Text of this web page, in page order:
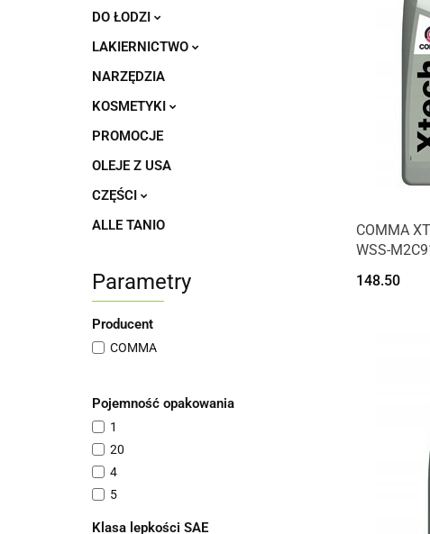
DO ŁODZI
LAKIERNICTWO
NARZĘDZIA
KOSMETYKI
PROMOCJE
OLEJE Z USA
CZĘŚCI
ALLE TANIO
Parametry
Producent
COMMA
Pojemność opakowania
1
20
4
5
Klasa lepkości SAE
COMMA
WSS-
148.50